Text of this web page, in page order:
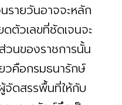
รายวันอาจจะหลัก
ดตัวเลขที่ชัดเจนจะ
วนของราชการนั้น
วคือกรมธนารักษ์
จัดสรรพื้นที่ให้กับ